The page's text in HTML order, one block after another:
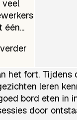
veel
één...
het fort. Tijdens
leren
bord eten in
door